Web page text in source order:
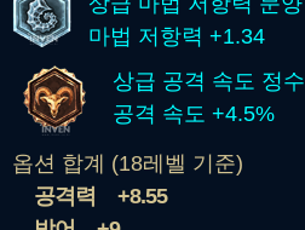
마법 저항력 +1.34
상급 공격 속도 정수
공격 속도 +4.5%
옵션 합계 (18레벨 기준)
공격력
+8.55